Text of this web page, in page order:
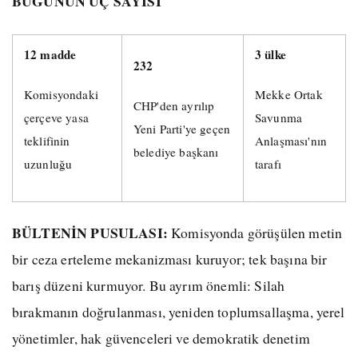
12 madde
Komisyondaki
çerçeve yasa
teklifinin
uzunluğu
232
CHP'den ayrılıp
Yeni Parti'ye geçen
belediye başkanı
3 ülke
Mekke Ortak
Savunma
Anlaşması'nın
tarafı
BÜLTENİN PUSULASI: Komisyonda görüşülen metin
bir ceza erteleme mekanizması kuruyor; tek başına bir
barış düzeni kurmuyor. Bu ayrım önemli: Silah
bırakmanın doğrulanması, yeniden toplumsallaşma, yerel
yönetimler, hak güvenceleri ve demokratik denetim